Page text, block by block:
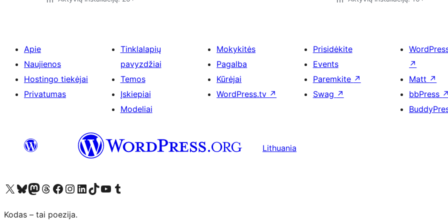
Apie
Naujienos
Hostingo tiekėjai
Privatumas
Tinklalapių
pavyzdžiai
Temos
Įskiepiai
Modeliai
Mokykitės
Pagalba
Kūrėjai
WordPress.tv ↗
Prisidėkite
Events
Paremkite ↗
Swag ↗
↗
Matt ↗
bbPress ↗
Lithuania
Visit our X (formerly Twitter) account
Apsilankykite mūsų Bluesky paskyroje
Visit our Mastodon account
Apsilankykite mūsų Threads paskyroje
Visit our Facebook page
Visit our Instagram account
Visit our LinkedIn account
Apsilankykite mūsų TikTok paskyroje
Visit our YouTube channel
Apsilankykite mūsų Tumblr paskyroje
Kodas – tai poezija.